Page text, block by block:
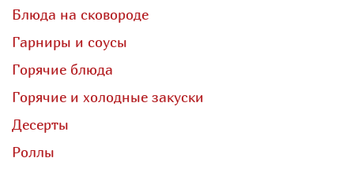
Блюда на сковороде
Гарниры и соусы
Горячие блюда
Горячие и холодные закуски
Десерты
Роллы